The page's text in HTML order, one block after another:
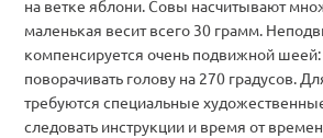
на ветке яблони. Совы насчитывают
маленькая весит всего 30 грамм.
компенсируется очень подвижной
поворачивать голову на 270 градусов.
требуются специальные
следовать инструкции и время от